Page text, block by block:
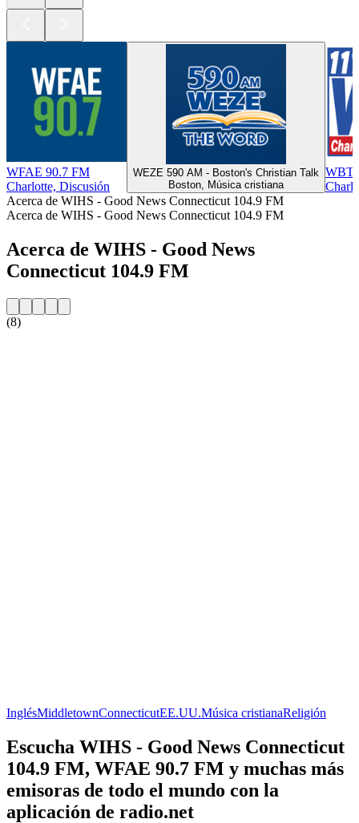
WFAE 90.7 FM
Charlotte, Discusión
WEZE 590 AM - Boston's Christian Talk
Boston, Música cristiana
WBT
Acerca de WIHS - Good News Connecticut 104.9 FM
Acerca de WIHS - Good News Connecticut 104.9 FM
Acerca de WIHS - Good News
Connecticut 104.9 FM
(8)
InglésMiddletownConnecticutEE.UU.Música cristianaReligión
Escucha WIHS - Good News Connecticut
104.9 FM, WFAE 90.7 FM y muchas más
emisoras de todo el mundo con la
aplicación de radio.net